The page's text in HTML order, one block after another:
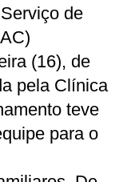
de
(16), de
pela Clínica
teve
para o